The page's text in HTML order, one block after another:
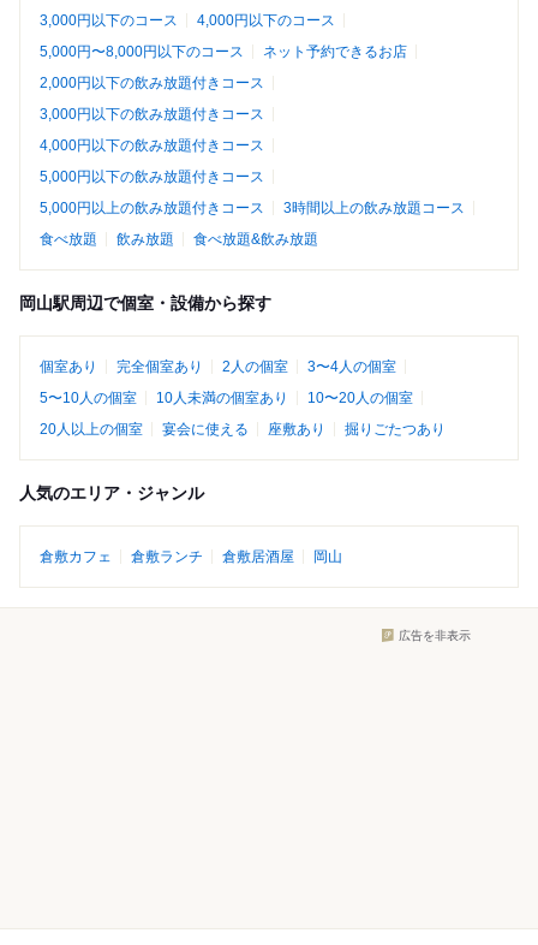
3,000円以下のコース
4,000円以下のコース
5,000円〜8,000円以下のコース
ネット予約できるお店
2,000円以下の飲み放題付きコース
3,000円以下の飲み放題付きコース
4,000円以下の飲み放題付きコース
5,000円以下の飲み放題付きコース
5,000円以上の飲み放題付きコース
3時間以上の飲み放題コース
食べ放題
飲み放題 食べ放題&飲み放題
岡山駅周辺で個室・設備から探す
個室あり 完全個室あり 2人の個室
3〜4人の個室
5〜10人の個室
10人未満の個室あり
10〜20人の個室
20人以上の個室
宴会に使える 座敷あり 掘りごたつあり
人気のエリア・ジャンル
倉敷カフェ 倉敷ランチ 倉敷居酒屋 岡山
広告を非表示